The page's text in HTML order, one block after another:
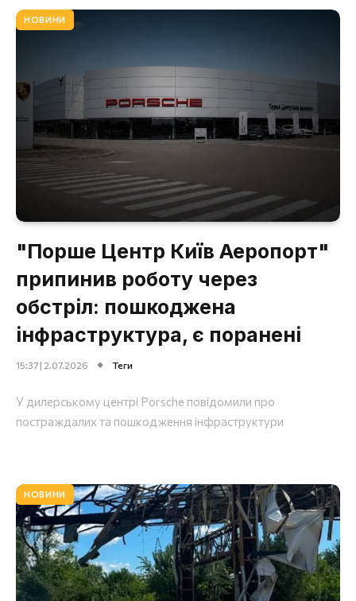
НОВИНИ
"Порше Центр Київ Аеропорт"
припинив роботу через
обстріл: пошкоджена
інфраструктура, є поранені
15:37 | 2.07.2026 Теги
У дилерському центрі Porsche повідомили про
постраждалих та пошкодження інфраструктури
НОВИНИ